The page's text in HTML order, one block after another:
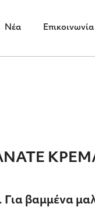
Νέα Επικοινωνία
βαμμένα